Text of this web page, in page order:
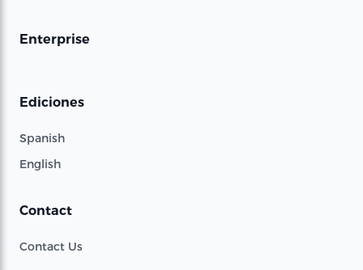
Enterprise
Ediciones
Spanish
English
Contact
Contact Us